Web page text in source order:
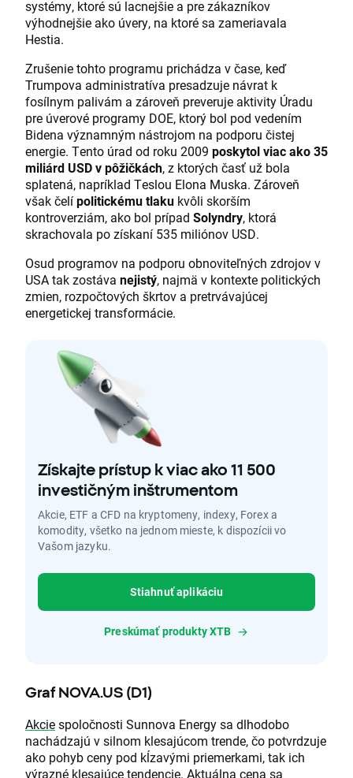
systémy, ktoré sú lacnejšie a pre zákazníkov
výhodnejšie ako úvery, na ktoré sa zameriavala
Hestia.
Zrušenie tohto programu prichádza v čase, keď
Trumpova administratíva presadzuje návrat k
fosílnym palivám a zároveň preveruje aktivity Úradu
pre úverové programy DOE, ktorý bol pod vedením
Bidena významným nástrojom na podporu čistej
energie. Tento úrad od roku 2009 poskytol viac ako 35
miliárd USD v pôžičkách, z ktorých časť už bola
splatená, napríklad Teslou Elona Muska. Zároveň
však čelípolitickému tlaku kvôli skorším
kontroverziám, ako bol prípad Solyndry, ktorá
skrachovala po získaní 535 miliónov USD.
Osud programov na podporu obnoviteľných zdrojov v
USA tak zostáva nejistý, najmä v kontexte politických
zmien, rozpočtových škrtov a pretrvávajúcej
energetickej transformácie.
Získajte prístup k viac ako 11 500
investičným inštrumentom
Akcie, ETF a CFD na kryptomeny, indexy, Forex a
komodity, všetko na jednom mieste, k dispozícii vo
Vašom jazyku.
Stiahnuť aplikáciu
Preskúmať produkty XTB
Graf NOVA.US (D1)
Akciespoločnosti Sunnova Energy sa dlhodobo
nachádzajú v silnom klesajúcom trende, čo potvrdzuje
ako pohyb ceny pod kĺzavými priemerkami, tak ich
výrazné klesajúce tendencie. Aktuálna cena sa